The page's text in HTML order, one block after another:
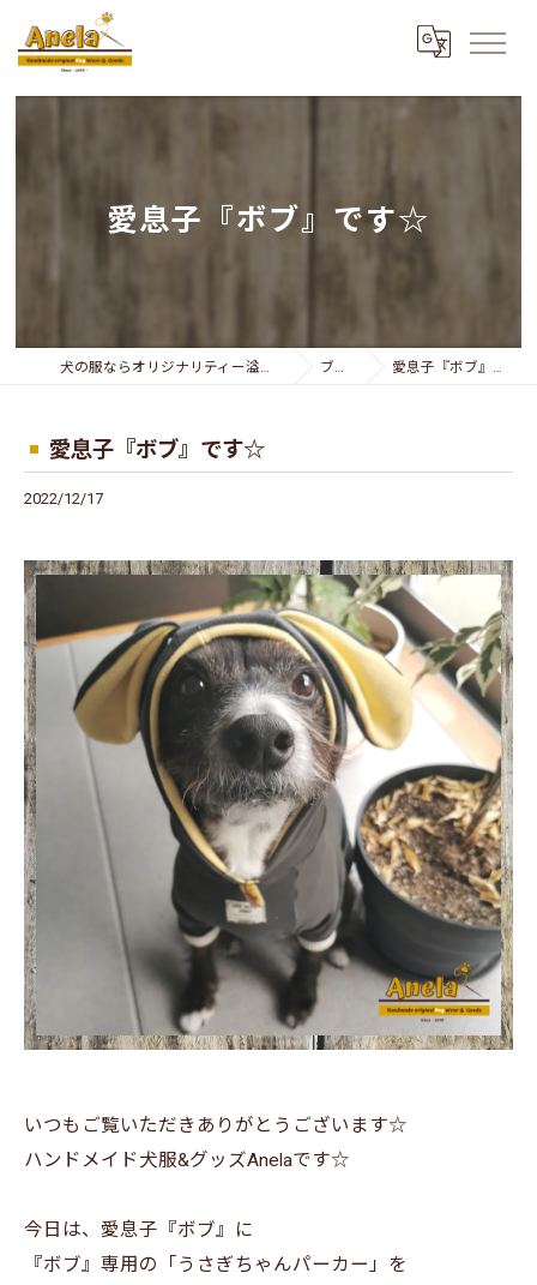
愛息子『ボブ』です☆
犬の服ならオリジナリティー溢れるAnela ブログ 愛息子『ボブ』です☆
愛息子『ボブ』です☆
2022/12/17
いつもご覧いただきありがとうございます☆
ハンドメイド犬服&グッズAnelaです☆
今日は、愛息子『ボブ』に
『ボブ』専用の「うさぎちゃんパーカー」を